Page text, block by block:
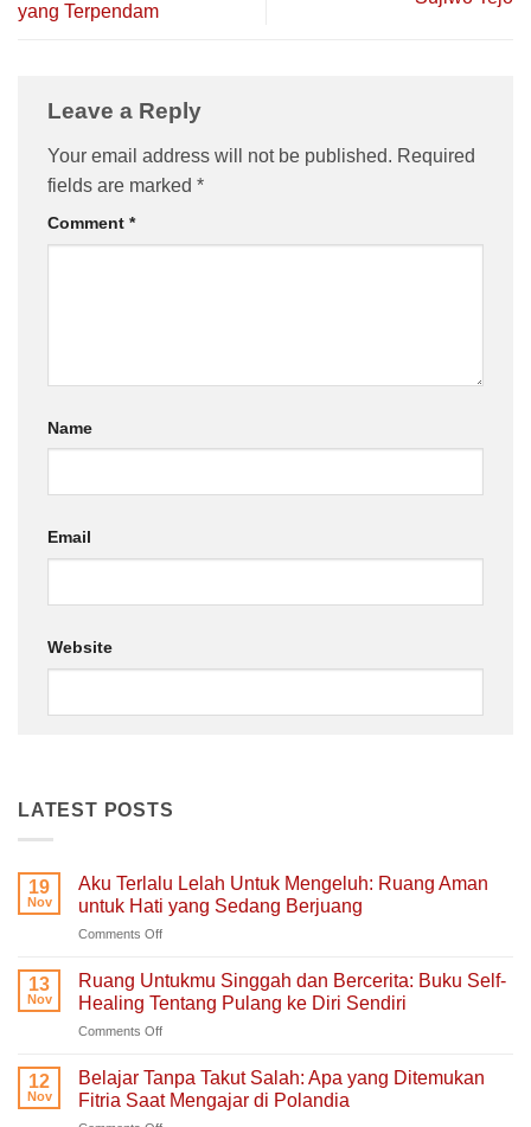
yang Terpendam
Leave a Reply
Your email address will not be published. Required
fields are marked *
Comment *
Name
Email
Website
LATEST POSTS
19
Nov
Aku Terlalu Lelah Untuk Mengeluh: Ruang Aman
untuk Hati yang Sedang Berjuang
Comments Offon
Terlalu
Untuk
Mengeluh:
Aman
untuk
13
Nov
Ruang Untukmu Singgah dan Bercerita: Buku Self-
Healing Tentang Pulang ke Diri Sendiri
Comments Offon
Untukmu
Singgah
dan
12
Nov
Belajar Tanpa Takut Salah: Apa yang Ditemukan
Fitria Saat Mengajar di Polandia